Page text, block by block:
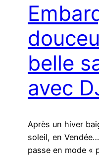
belle
avec
Après un hiver
soleil, en
passe en mode «